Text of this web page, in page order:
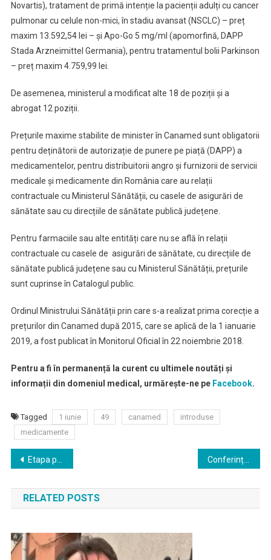
Novartis), tratament de primă intenție la pacienții adulți cu cancer
pulmonar cu celule non-mici, în stadiu avansat (NSCLC) – preț
maxim 13.592,54 lei – și Apo-Go 5 mg/ml (apomorfină, DAPP
Stada Arzneimittel Germania), pentru tratamentul bolii Parkinson
– preț maxim 4.759,99 lei.
De asemenea, ministerul a modificat alte 18 de poziții și a
abrogat 12 poziții.
Prețurile maxime stabilite de minister în Canamed sunt obligatorii
pentru deținătorii de autorizație de punere pe piață (DAPP) a
medicamentelor, pentru distribuitorii angro și furnizorii de servicii
medicale și medicamente din România care au relații
contractuale cu Ministerul Sănătății, cu casele de asigurări de
sănătate sau cu direcțiile de sănătate publică județene.
Pentru farmaciile sau alte entități care nu se află în relații
contractuale cu casele de asigurări de sănătate, cu direcțiile de
sănătate publică județene sau cu Ministerul Sănătății, prețurile
sunt cuprinse în Catalogul public.
Ordinul Ministrului Sănătății prin care s-a realizat prima corecție a
prețurilor din Canamed după 2015, care se aplică de la 1 ianuarie
2019, a fost publicat în Monitorul Oficial în 22 noiembrie 2018.
Pentru a fi în permanență la curent cu ultimele noutăți și
informații din domeniul medical, urmărește-ne pe Facebook.
Tagged 1 iunie 49 canamed
introduse
medicamente
Navigare
în
articole
Etapa post COVID: Spitale fără hârtii și medici de familie degrevați de birocrație
RELATED POSTS